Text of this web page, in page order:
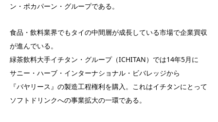
ン・ポカパーン・グループである。
食品・飲料業界でもタイの中間層が成長している市場で企業買収
が進んでいる。
緑茶飲料大手イチタン・グループ（ICHITAN）では14年5月に
サニー・ハーブ・インターナショナル・ビバレッジから
『バヤリース』の製造工程権利を購入。これはイチタンにとって
ソフトドリンクへの事業拡大の一環である。